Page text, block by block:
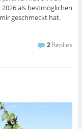
als bestmöglichen
geschmeckt hat.
2 Replies